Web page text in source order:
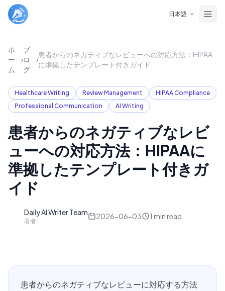
日本語
ホ
ー
ム
›
ブ
ロ
グ
›
患者からのネガティブなレビューへの対応方法：HIPAA
に準拠したテンプレート付きガイド
Healthcare Writing Review Management
HIPAA Compliance
Professional Communication
AI Writing
患者からのネガティブなレビ
ューへの対応方法：HIPAAに
準拠したテンプレート付きガ
イド
Daily AI Writer Team
著者
2026-06-03 1 min read
患者からのネガティブなレビューに対応する方法